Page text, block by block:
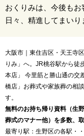
おくりみは、今後もお
日々、精進してまいり
大阪市｜東住吉区・天王寺
りみ」へ。JR桃谷駅から徒
本店」 今里筋と勝山通の交
橋店」お葬式や家族葬の相
す。
無料のお持ち帰り資料（生
葬式のマナー他）を多数、
最寄り駅：生野区の各駅・